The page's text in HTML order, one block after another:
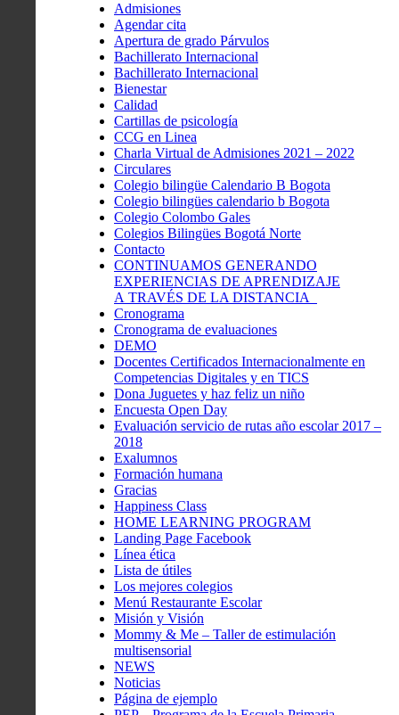
Admisiones
Agendar cita
Apertura de grado Párvulos
Bachillerato Internacional
Bachillerato Internacional
Bienestar
Calidad
Cartillas de psicología
CCG en Linea
Charla Virtual de Admisiones 2021 – 2022
Circulares
Colegio bilingüe Calendario B Bogota
Colegio bilingües calendario b Bogota
Colegio Colombo Gales
Colegios Bilingües Bogotá Norte
Contacto
CONTINUAMOS GENERANDO
EXPERIENCIAS DE APRENDIZAJE
A TRAVÉS DE LA DISTANCIA
Cronograma
Cronograma de evaluaciones
DEMO
Docentes Certificados Internacionalmente en
Competencias Digitales y en TICS
Dona Juguetes y haz feliz un niño
Encuesta Open Day
Evaluación servicio de rutas año escolar 2017 –
2018
Exalumnos
Formación humana
Gracias
Happiness Class
HOME LEARNING PROGRAM
Landing Page Facebook
Línea ética
Lista de útiles
Los mejores colegios
Menú Restaurante Escolar
Misión y Visión
Mommy & Me – Taller de estimulación
multisensorial
NEWS
Noticias
Página de ejemplo